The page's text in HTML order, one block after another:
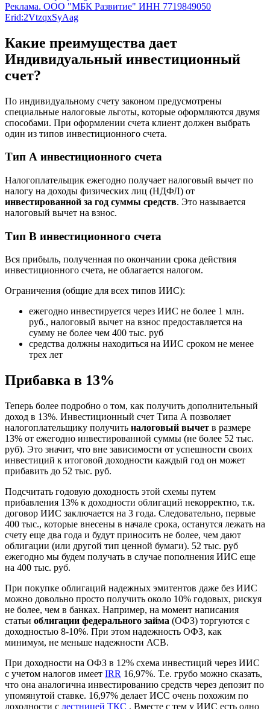
Реклама. ООО "МБК Развитие" ИНН 7719849050
Erid:2VtzqxSyAag
Какие преимущества дает
Индивидуальный инвестиционный
счет?
По индивидуальному счету законом предусмотрены
специальные налоговые льготы, которые оформляются двумя
способами. При оформлении счета клиент должен выбрать
один из типов инвестиционного счета.
Тип А инвестиционного счета
Налогоплательщик ежегодно получает налоговый вычет по
налогу на доходы физических лиц (НДФЛ) от
инвестированной за год суммы средств. Это называется
налоговый вычет на взнос.
Тип В инвестиционного счета
Вся прибыль, полученная по окончании срока действия
инвестиционного счета, не облагается налогом.
Ограничения (общие для всех типов ИИС):
ежегодно инвестируется через ИИС не более 1 млн.
руб., налоговый вычет на взнос предоставляется на
сумму не более чем 400 тыс. руб
средства должны находиться на ИИС сроком не менее
трех лет
Прибавка в 13%
Теперь более подробно о том, как получить дополнительный
доход в 13%. Инвестиционный счет Типа А позволяет
налогоплательщику получить налоговый вычет в размере
13% от ежегодно инвестированной суммы (не более 52 тыс.
руб). Это значит, что вне зависимости от успешности своих
инвестиций к итоговой доходности каждый год он может
прибавить до 52 тыс. руб.
Подсчитать годовую доходность этой схемы путем
прибавления 13% к доходности облигаций некорректно, т.к.
договор ИИС заключается на 3 года. Следовательно, первые
400 тыс., которые внесены в начале срока, останутся лежать на
счету еще два года и будут приносить не более, чем дают
облигации (или другой тип ценной бумаги). 52 тыс. руб
ежегодно мы будем получать в случае пополнения ИИС еще
на 400 тыс. руб.
При покупке облигаций надежных эмитентов даже без ИИС
можно довольно просто получить около 10% годовых, рискуя
не более, чем в банках. Например, на момент написания
статьи облигации федерального займа (ОФЗ) торгуются с
доходностью 8-10%. При этом надежность ОФЗ, как
минимум, не меньше надежности АСВ.
При доходности на ОФЗ в 12% схема инвестиций через ИИС
с учетом налогов имеет IRR 16,97%. Т.е. грубо можно сказать,
что она аналогична инвестированию средств через депозит по
упомянутой ставке. 16,97% делает ИСС очень похожим по
доходности с лестницей ТКС . Вместе с тем у ИИС есть одно